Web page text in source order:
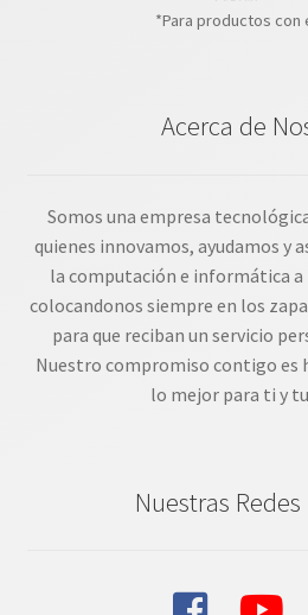
*Para productos con
Acerca de
Somos una empresa
quienes innovamos, ayudamos y
la computación e informática a
colocandonos siempre en los
para que reciban un servicio
Nuestro compromiso contigo es
lo mejor para ti y
Nuestras